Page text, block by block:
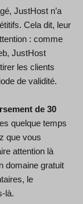
JustHost n’a
Cela dit, leur
: comme
JustHost
les clients
de validité.
de 30
quelque temps
que vous
attention là
domaine gratuit
le
là.